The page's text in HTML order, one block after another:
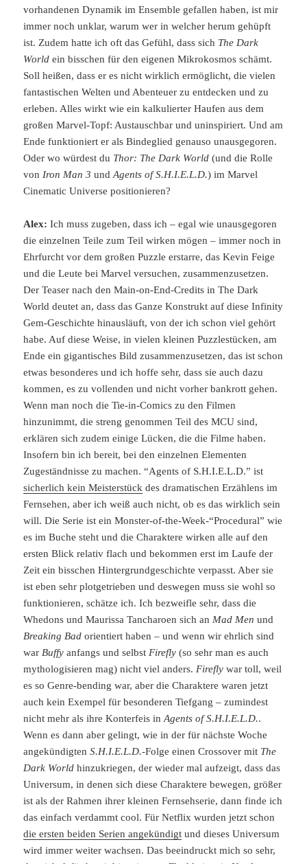
vorhandenen Dynamik im Ensemble gefallen haben, ist mir
immer noch unklar, warum wer in welcher herum gehüpft
ist. Zudem hatte ich oft das Gefühl, dass sich The Dark
World ein bisschen für den eigenen Mikrokosmos schämt.
Soll heißen, dass er es nicht wirklich ermöglicht, die vielen
fantastischen Welten und Abenteuer zu entdecken und zu
erleben. Alles wirkt wie ein kalkulierter Haufen aus dem
großen Marvel-Topf: Austauschbar und uninspiriert. Und am
Ende funktioniert er als Bindeglied genauso unausgegoren.
Oder wo würdest du Thor: The Dark World (und die Rolle
vonIron Man 3 undAgents of S.H.I.E.L.D.) im Marvel
Cinematic Universe positionieren?
Alex: Ich muss zugeben, dass ich – egal wie unausgegoren
die einzelnen Teile zum Teil wirken mögen – immer noch in
Ehrfurcht vor dem großen Puzzle erstarre, das Kevin Feige
und die Leute bei Marvel versuchen, zusammenzusetzen.
Der Teaser nach den Main-on-End-Credits in The Dark
World deutet an, dass das Ganze Konstrukt auf diese Infinity
Gem-Geschichte hinausläuft, von der ich schon viel gehört
habe. Auf diese Weise, in vielen kleinen Puzzlestücken, am
Ende ein gigantisches Bild zusammenzusetzen, das ist schon
etwas besonderes und ich hoffe sehr, dass sie auch dazu
kommen, es zu vollenden und nicht vorher bankrott gehen.
Wenn man noch die Tie-in-Comics zu den Filmen
hinzunimmt, die streng genommen Teil des MCU sind,
erklären sich zudem einige Lücken, die die Filme haben.
Insofern bin ich bereit, bei den einzelnen Elementen
Zugeständnisse zu machen. “Agents of S.H.I.E.L.D.” ist
sicherlich kein Meisterstück des dramatischen Erzählens im
Fernsehen, aber ich weiß auch nicht, ob es das wirklich sein
will. Die Serie ist ein Monster-of-the-Week-“Procedural” wie
es im Buche steht und die Charaktere wirken alle auf den
ersten Blick relativ flach und bekommen erst im Laufe der
Zeit ein bisschen Hintergrundgeschichte verpasst. Aber sie
ist eben sehr plotgetrieben und deswegen muss sie wohl so
funktionieren, schätze ich. Ich bezweifle sehr, dass die
Whedons und Maurissa Tancharoen sich anMad Men und
Breaking Bad orientiert haben – und wenn wir ehrlich sind
warBuffy anfangs und selbstFirefly (so sehr man es auch
mythologisieren mag) nicht viel anders.Firefly war toll, weil
es so Genre-bending war, aber die Charaktere waren jetzt
auch kein Exempel für besonderen Tiefgang – zumindest
nicht mehr als ihre Konterfeis inAgents of S.H.I.E.L.D..
Wenn es dann aber gelingt, wie in der für nächste Woche
angekündigtenS.H.I.E.L.D.-Folge einen Crossover mit The
Dark World hinzukriegen, der wieder mal aufzeigt, dass das
Universum, in denen sich diese Charaktere bewegen, größer
ist als der Rahmen ihrer kleinen Fernsehserie, dann finde ich
das einfach verdammt cool. Für Netflix wurden jetzt schon
die ersten beiden Serien angekündigt und dieses Universum
wird immer weiter wachsen. Das beeindruckt mich so sehr,